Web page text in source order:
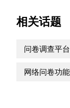
相关话题
问卷调查平台
网络问卷功